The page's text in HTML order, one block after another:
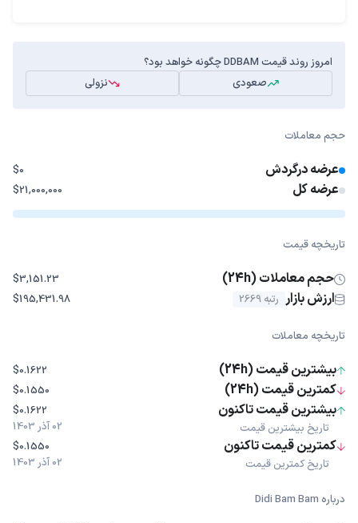
امروز روند قیمت DDBAM چگونه خواهد بود؟
صعودی
نزولی
حجم معاملات
عرضه درگردش $0
عرضه کل $21,000,000
تاریخچه قیمت
حجم معاملات (24h) $3,151.23
ارزش بازار رتبه 2669 $195,431.98
تاریخچه معاملات
بیشترین قیمت (24h) $0.1622
کمترین قیمت (24h) $0.1550
بیشترین قیمت تاکنون
تاریخ بیشترین قیمت
$0.1622
02 آذر 1403
کمترین قیمت تاکنون
تاریخ کمترین قیمت
$0.1550
02 آذر 1403
درباره Didi Bam Bam